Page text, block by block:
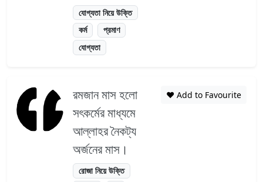
যোগ্যতা নিয়ে উক্তি
কর্ম
প্রমাণ
যোগ্যতা
রমজান মাস হলো
সৎকর্মের মাধ্যমে
আল্লাহর নৈকট্য
অর্জনের মাস।
রোজা নিয়ে উক্তি
❤️ Add to Favourite